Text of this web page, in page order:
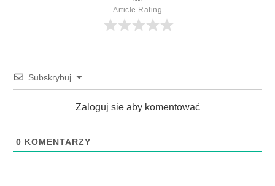
Article Rating
Subskrybuj
Zaloguj sie aby komentować
0 KOMENTARZY